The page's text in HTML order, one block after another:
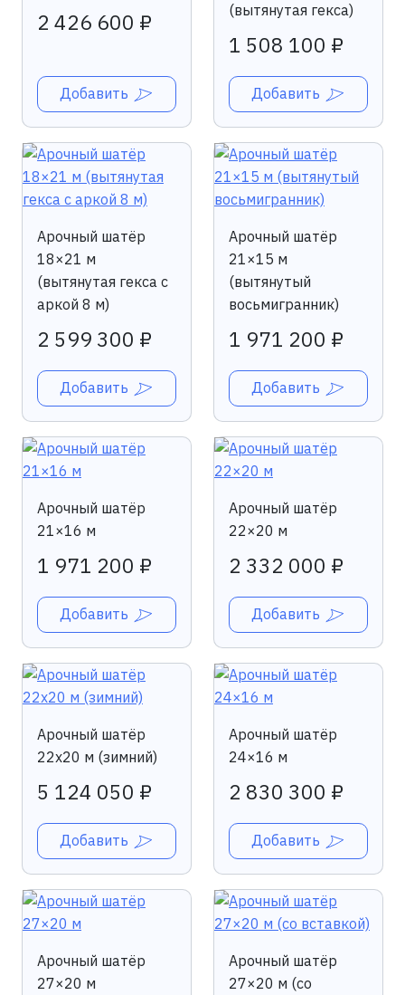
2 426 600 ₽
Добавить
(вытянутая гекса)
1 508 100 ₽
Добавить
Арочный шатёр
18×21 м
(вытянутая гекса с
аркой 8 м)
2 599 300 ₽
Добавить
Арочный шатёр
21×15 м
(вытянутый
восьмигранник)
1 971 200 ₽
Добавить
Арочный шатёр
21×16 м
1 971 200 ₽
Добавить
Арочный шатёр
22×20 м
2 332 000 ₽
Добавить
Арочный шатёр
22х20 м (зимний)
5 124 050 ₽
Добавить
Арочный шатёр
24×16 м
2 830 300 ₽
Добавить
Арочный шатёр
27×20 м
Арочный шатёр
27×20 м (со